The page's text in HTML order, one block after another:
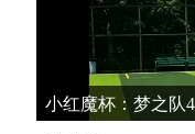
小红魔杯：梦之队